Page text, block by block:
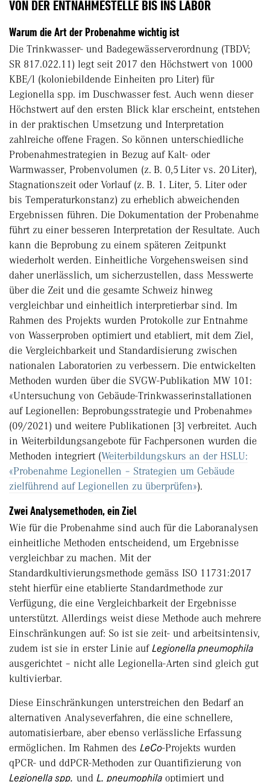
VON DER ENTNAHMESTELLE BIS INS LABOR
Warum die Art der Probenahme wichtig ist
Die Trinkwasser- und Badegewässerverordnung (TBDV;
SR 817.022.11) legt seit 2017 den Höchstwert von 1000
KBE/l (koloniebildende Einheiten pro Liter) für
Legionella spp. im Duschwasser fest. Auch wenn dieser
Höchstwert auf den ersten Blick klar erscheint, entstehen
in der praktischen Umsetzung und Interpretation
zahlreiche offene Fragen. So können unterschiedliche
Probenahmestrategien in Bezug auf Kalt- oder
Warmwasser, Probenvolumen (z. B. 0,5 Liter vs. 20 Liter),
Stagnationszeit oder Vorlauf (z. B. 1. Liter, 5. Liter oder
bis Temperaturkonstanz) zu erheblich abweichenden
Ergebnissen führen. Die Dokumentation der Probenahme
führt zu einer besseren Interpretation der Resultate. Auch
kann die Beprobung zu einem späteren Zeitpunkt
wiederholt werden. Einheitliche Vorgehensweisen sind
daher unerlässlich, um sicherzustellen, dass Messwerte
über die Zeit und die gesamte Schweiz hinweg
vergleichbar und einheitlich interpretierbar sind. Im
Rahmen des Projekts wurden Protokolle zur Entnahme
von Wasserproben optimiert und etabliert, mit dem Ziel,
die Vergleichbarkeit und Standardisierung zwischen
nationalen Laboratorien zu verbessern. Die entwickelten
Methoden wurden über die SVGW-Publikation MW 101:
«Untersuchung von Gebäude-Trinkwasserinstallationen
auf Legionellen: Beprobungsstrategie und Probenahme»
(09/2021) und weitere Publikationen [3] verbreitet. Auch
in Weiterbildungsangebote für Fachpersonen wurden die
Methoden integriert (Weiterbildungskurs an der HSLU:
«Probenahme Legionellen – Strategien um Gebäude
zielführend auf Legionellen zu überprüfen»).
Zwei Analysemethoden, ein Ziel
Wie für die Probenahme sind auch für die Laboranalysen
einheitliche Methoden entscheidend, um Ergebnisse
vergleichbar zu machen. Mit der
Standardkultivierungsmethode gemäss ISO 11731:2017
steht hierfür eine etablierte Standardmethode zur
Verfügung, die eine Vergleichbarkeit der Ergebnisse
unterstützt. Allerdings weist diese Methode auch mehrere
Einschränkungen auf: So ist sie zeit- und arbeitsintensiv,
zudem ist sie in erster Linie auf Legionella pneumophila
ausgerichtet – nicht alle Legionella-Arten sind gleich gut
kultivierbar.
Diese Einschränkungen unterstreichen den Bedarf an
alternativen Analyseverfahren, die eine schnellere,
automatisierbare, aber ebenso verlässliche Erfassung
ermöglichen. Im Rahmen des LeCo-Projekts wurden
qPCR- und ddPCR-Methoden zur Quantifizierung von
Legionella spp. und L. pneumophila optimiert und